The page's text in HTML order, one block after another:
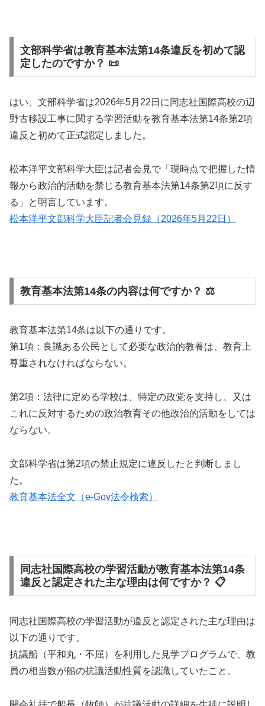
文部科学省は教育基本法第14条違反を初めて認
定したのですか？ 📜
はい、文部科学省は2026年5月22日に同志社国際高校の辺
野古移設工事に関する学習活動を教育基本法第14条第2項
違反と初めて正式認定しました。
松本洋平文部科学大臣は記者会見で「現時点で把握した情
報から政治的活動を禁じる教育基本法第14条第2項に反す
る」と明言しています。
松本洋平文部科学大臣記者会見録（2026年5月22日）
教育基本法第14条の内容は何ですか？ ⚖️
教育基本法第14条は以下の通りです。
第1項：良識ある公民として必要な政治的教養は、教育上
尊重されなければならない。
第2項：法律に定める学校は、特定の政党を支持し、又は
これに反対するための政治教育その他政治的活動をしては
ならない。
文部科学省は第2項の禁止規定に違反したと判断しまし
た。
教育基本法全文（e-Gov法令検索）
同志社国際高校の学習活動が教育基本法第14条
違反と認定された主な理由は何ですか？ 📋
同志社国際高校の学習活動が違反と認定された主な理由は
以下の通りです。
抗議船（平和丸・不屈）を利用した見学プログラムで、教
員の相当数が船の抗議活動性質を認識していたこと。